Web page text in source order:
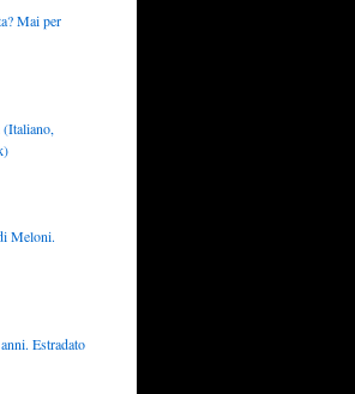
Mai per
Meloni.
Estradato